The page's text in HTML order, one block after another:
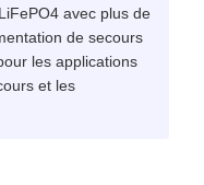
avec plus de
de secours
les applications
et les